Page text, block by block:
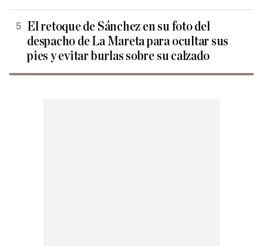
El retoque de Sánchez en su foto del
despacho de La Mareta para ocultar sus
pies y evitar burlas sobre su calzado